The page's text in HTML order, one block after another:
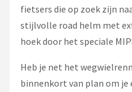
fietsers die op zoek zijn
stijlvolle road helm met
hoek door het speciale
Heb je net het
binnenkort van plan om je